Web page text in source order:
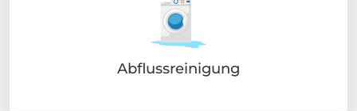
Abflussreinigung